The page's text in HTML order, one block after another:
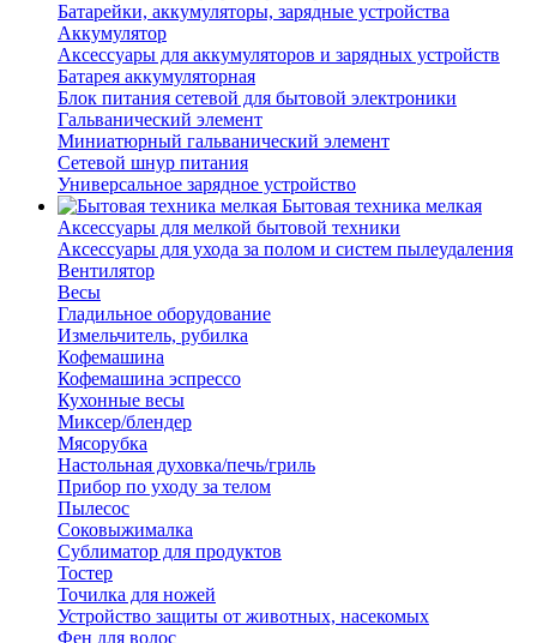
Батарейки, аккумуляторы, зарядные устройства
Аккумулятор
Аксессуары для аккумуляторов и зарядных устройств
Батарея аккумуляторная
Блок питания сетевой для бытовой электроники
Гальванический элемент
Миниатюрный гальванический элемент
Сетевой шнур питания
Универсальное зарядное устройство
Бытовая техника мелкая
Аксессуары для мелкой бытовой техники
Аксессуары для ухода за полом и систем пылеудаления
Вентилятор
Весы
Гладильное оборудование
Измельчитель, рубилка
Кофемашина
Кофемашина эспрессо
Кухонные весы
Миксер/блендер
Мясорубка
Настольная духовка/печь/гриль
Прибор по уходу за телом
Пылесос
Соковыжималка
Сублиматор для продуктов
Тостер
Точилка для ножей
Устройство защиты от животных, насекомых
Фен для волос